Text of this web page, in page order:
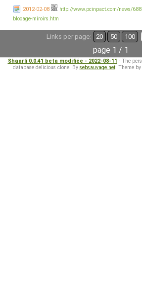
2012-02-08
http://www.pcinpact.com/news/
blocage-miroirs.htm
Links per page: 20 50 100
page 1 / 1
Shaarli 0.0.41 beta modifiée - 2022-08-11 - The
database delicious clone. By sebsauvage.net. Theme by